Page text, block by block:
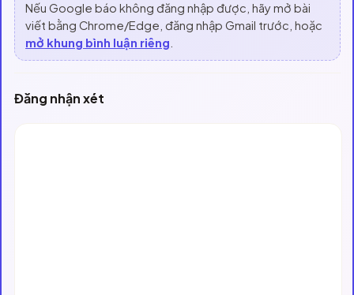
Nếu Google báo không đăng nhập được, hãy mở bài
viết bằng Chrome/Edge, đăng nhập Gmail trước, hoặc
mở khung bình luận riêng
Đăng nhận xét